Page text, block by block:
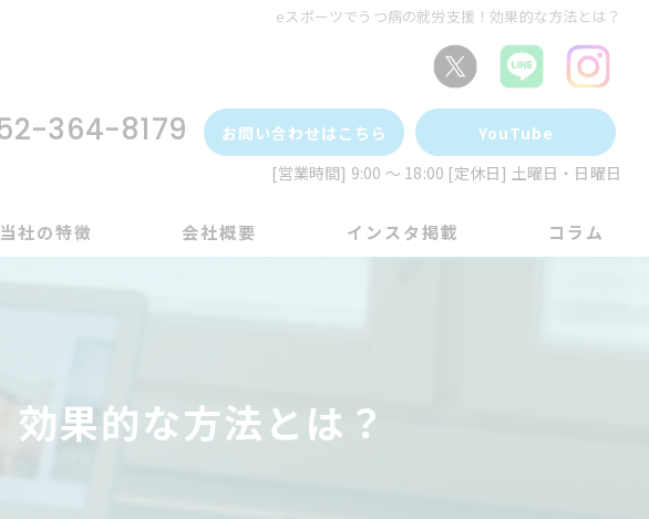
eスポーツでうつ病の就労支援！効果的な方法とは？
364-8179 お問い合わせはこちら
YouTube
[営業時間] 9:00 ～ 18:00 [定休日] 土曜日・日曜日
当社の特徴
編集
会社概要 インスタ掲載 コラム
果的な方法とは？